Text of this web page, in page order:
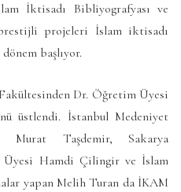
İktisadı Bibliyografyası ve
projeleri İslam iktisadı
başlıyor.
Dr. Öğretim Üyesi
üstlendi. İstanbul Medeniyet
Murat Taşdemir, Sakarya
Hamdi Çilingir ve İslam
yapan Melih Turan da İKAM